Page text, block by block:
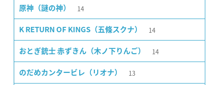
原神（謎の神） 14
K RETURN OF KINGS（五條スクナ） 14
おとぎ銃士 赤ずきん（木ノ下りんご） 14
のだめカンタービレ（リオナ） 13